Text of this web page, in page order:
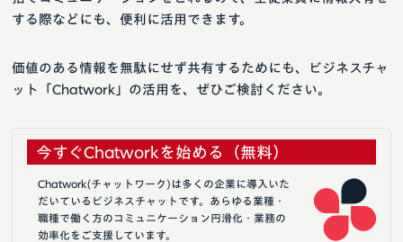
する際などにも、便利に活用できます。
価値のある情報を無駄にせず共有するためにも、ビジネスチャ
ット「Chatwork」の活用を、ぜひご検討ください。
今すぐChatworkを始める（無料）
Chatwork(チャットワーク)は多くの企業に導入いた
だいているビジネスチャットです。あらゆる業種・
職種で働く方のコミュニケーション円滑化・業務の
効率化をご支援しています。